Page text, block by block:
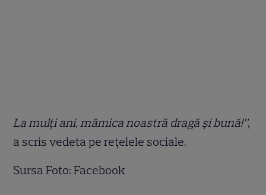
La mulți ani, mămica noastră dragă și bună!”,
a scris vedeta pe rețelele sociale.
Sursa Foto: Facebook